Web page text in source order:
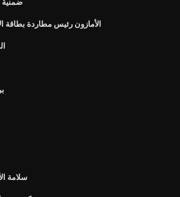
الأمازون رئيس مطاردة بطاقة
سلامة